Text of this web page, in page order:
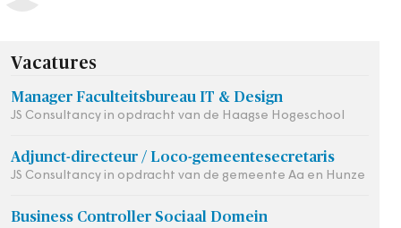
Vacatures
Manager Faculteitsbureau IT & Design
JS Consultancy in opdracht van de Haagse Hogeschool
Adjunct-directeur / Loco-gemeentesecretaris
JS Consultancy in opdracht van de gemeente Aa en Hunze
Business Controller Sociaal Domein